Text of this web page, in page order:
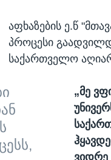
აფხაზების ე.წ
პროცესი
საქართველო
„მე
ვიდრე